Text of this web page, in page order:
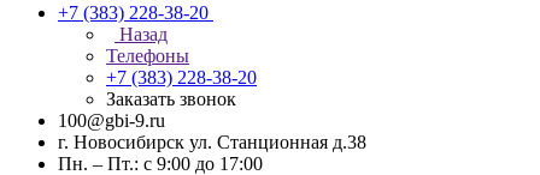
+7 (383) 228-38-20
Назад
Телефоны
+7 (383) 228-38-20
Заказать звонок
100@gbi-9.ru
г. Новосибирск ул. Станционная д.38
Пн. – Пт.: с 9:00 до 17:00